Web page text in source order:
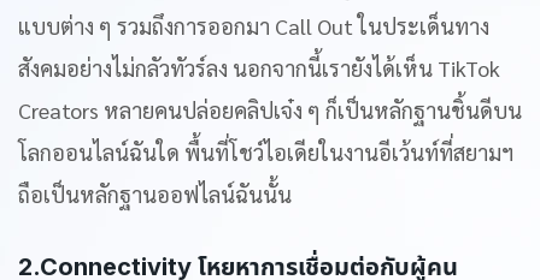
แบบต่าง ๆ รวมถึงการออกมา Call Out ในประเด็นทาง
สังคมอย่างไม่กลัวทัวร์ลง นอกจากนี้เรายังได้เห็น TikTok
Creators หลายคนปล่อยคลิปเจ๋ง ๆ ก็เป็นหลักฐานชิ้นดีบน
โลกออนไลน์ฉันใด พื้นที่โชว์ไอเดียในงานอีเว้นท์ที่สยามฯ
ถือเป็นหลักฐานออฟไลน์ฉันนั้น
2.Connectivity โหยหาการเชื่อมต่อกับผู้คน